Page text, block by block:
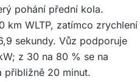
pohání přední kola.
km WLTP, zatímco zrychlení
sekundy. Vůz podporuje
z 30 na 80 % se na
přibližně 20 minut.